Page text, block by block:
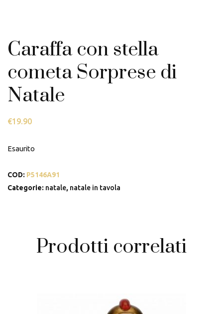
Caraffa con stella
cometa Sorprese di
Natale
€19.90
Esaurito
COD: P5146A91
Categorie: natale, natale in tavola
Prodotti correlati